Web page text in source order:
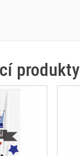
produkty